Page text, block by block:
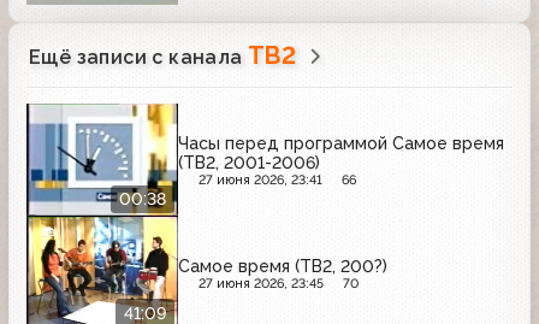
Ещё записи с канала ТВ2
00:38
Часы перед программой Самое время
(ТВ2, 2001-2006)
27 июня 2026, 23:41 66
41:09
Самое время (ТВ2, 200?)
27 июня 2026, 23:45 70